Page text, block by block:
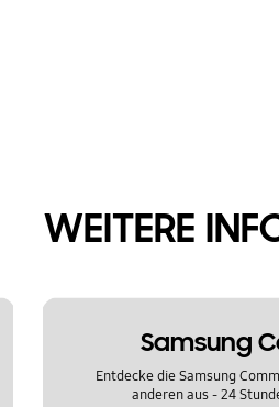
WEITERE
Samsung
Entdecke die Samsung
anderen aus - 24